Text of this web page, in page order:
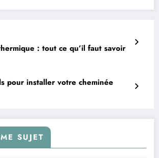
: tout ce qu’il faut savoir
pour installer votre cheminée
SUJET